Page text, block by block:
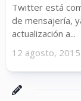
Twitter está
de mensajería,
actualización a...
12 agosto, 2015